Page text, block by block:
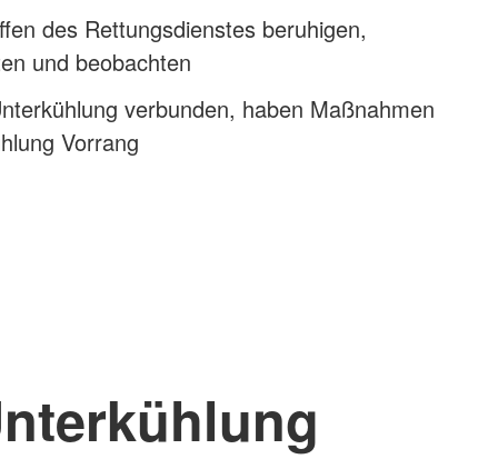
des Rettungsdienstes beruhigen,
und beobachten
verbunden, haben Maßnahmen
Vorrang